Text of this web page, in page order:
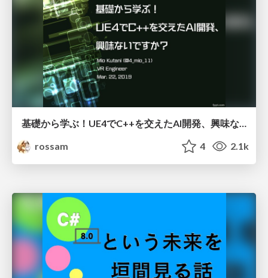
基礎から学ぶ！UE4でC++を交えたAI開発、興味ないですか？
rossam
4 2.1k